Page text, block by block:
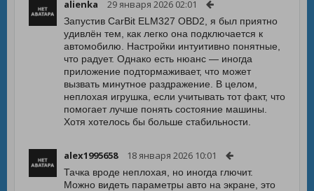
alienka 29 января 2026 02:01
Запустив CarBit ELM327 OBD2, я был приятно
удивлён тем, как легко она подключается к
автомобилю. Настройки интуитивно понятные,
что радует. Однако есть нюанс — иногда
приложение подтормаживает, что может
вызвать минутное раздражение. В целом,
неплохая игрушка, если учитывать тот факт, что
помогает лучше понять состояние машины.
Хотя хотелось бы больше стабильности.
alex1995658 18 января 2026 10:01
Тачка вроде неплохая, но иногда глючит.
Можно видеть параметры авто на экране, это